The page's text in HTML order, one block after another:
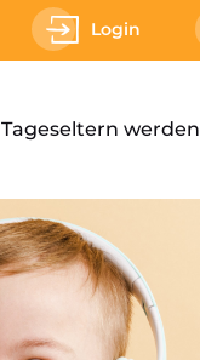
Login
Tageseltern werden